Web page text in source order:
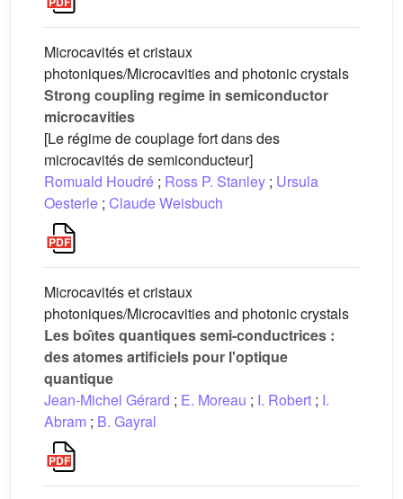
Microcavités et cristaux
photoniques/Microcavities and photonic crystals
Strong coupling regime in semiconductor
microcavities
[Le régime de couplage fort dans des
microcavités de semiconducteur]
Romuald Houdré ; Ross P. Stanley ; Ursula
Oesterle ; Claude Weisbuch
Microcavités et cristaux
photoniques/Microcavities and photonic crystals
Les boı̂tes quantiques semi-conductrices :
des atomes artificiels pour l'optique
quantique
Jean-Michel Gérard ; E. Moreau ; I. Robert ; I.
Abram ; B. Gayral